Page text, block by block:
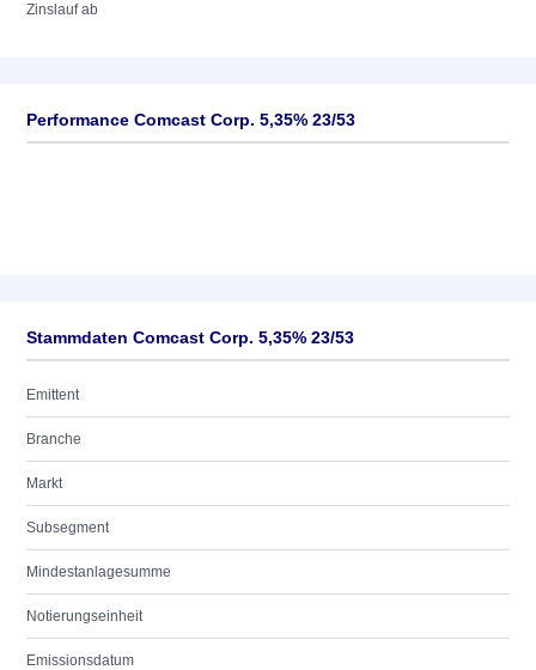
Zinslauf ab
Performance Comcast Corp. 5,35% 23/53
Stammdaten Comcast Corp. 5,35% 23/53
Emittent
Branche
Markt
Subsegment
Mindestanlagesumme
Notierungseinheit
Emissionsdatum